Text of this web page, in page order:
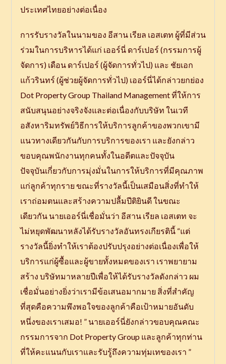
ประเทศไทยอย่างต่อเนื่อง
การรับรางวัลในนามของ อีสาน เรียล เอสเตท ผู้ที่มีส่วน
ร่วมในการบริหารได้แก่ เออร์นี่ ดาร์เปอร์ (กรรมการผู้
จัดการ) เดือน ดาร์เปอร์ (ผู้จัดการทั่วไป) และ ชัยเอก
แก้วรินทร์ (ผู้ช่วยผู้จัดการทั่วไป) เออร์นี่ได้กล่าวยกย่อง
Dot Property Group Thailand Management ที่ให้การ
สนับสนุนอย่างจริงจังและต่อเนื่องกับบริษัท ในเวที
อสังหาริมทรัพย์วิธีการให้บริการลูกค้าของพวกเขามี
แนวทางเดียวกันกับการบริการของเรา และยังกล่าว
ขอบคุณพนักงานทุกคนทั้งในอดีตและปัจจุบัน
ปัจจุบันเกี่ยวกับการมุ่งมั่นในการให้บริการที่มีคุณภาพ
แก่ลูกค้าทุกราย ขณะที่รางวัลนี้เป็นเสมือนสิ่งที่ทำให้
เราถ่อมตนและสร้างความปลื้มปีติยินดี ในขณะ
เดียวกัน นายเออร์นี่เชื่อมั่นว่า อีสาน เรียล เอสเตท จะ
ไม่หยุดพัฒนาหลังได้รับรางวัลอันทรงเกียรตินี้ “แต่
รางวัลนี้ยิ่งทำให้เราต้องปรับปรุงอย่างต่อเนื่องเพื่อให้
บริการแก่ผู้ซื้อและผู้ขายทั้งหมดของเรา เราพยายาม
สร้าง บริษัทมาหลายปีเพื่อให้ได้รับรางวัลดังกล่าว ผม
เชื่อมั่นอย่างยิ่งว่าเรามีข้อเสนอมากมาย สิ่งที่สำคัญ
ที่สุดคือความพึงพอใจของลูกค้าคือเป้าหมายอันดับ
หนึ่งของเราเสมอ! ” นายเออร์นี่ยังกล่าวขอบคุณคณะ
กรรมการจาก Dot Property Group และลูกค้าทุกท่าน
ที่ให้คะแนนกับเราและรับรู้ถึงความทุ่มเทของเรา ”